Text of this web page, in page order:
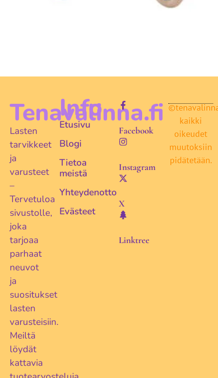
Trybike 2 Wheels Steel Lasten potkupyörä
Tenavalinna.fi
Lasten
tarvikkeet
ja
varusteet
–
Tervetuloa
sivustolle,
joka
tarjoaa
parhaat
neuvot
ja
suositukset
lasten
varusteisiin.
Meiltä
löydät
kattavia
Info
Etusivu
Blogi
Tietoa
meistä
Yhteydenotto
Evästeet
Facebook
Instagram
X
Linktree
kaikki
oikeudet
muutoksiin
pidätetään.